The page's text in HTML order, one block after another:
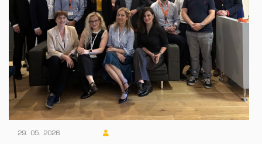
29. 05. 2026